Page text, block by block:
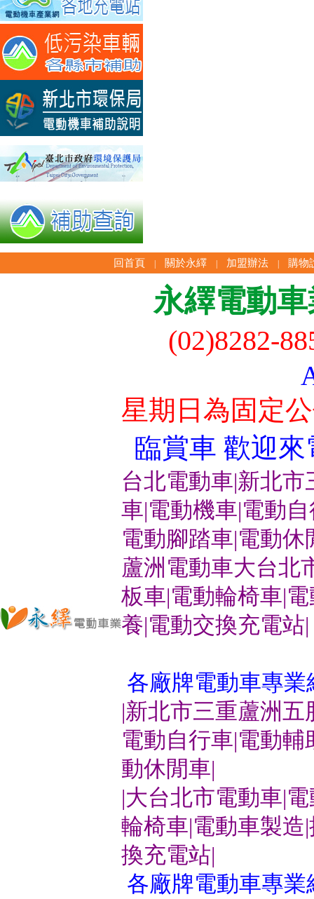
回首頁 | 關於永繹 | 加盟辦法 | 購物
永繹電動
(02)8282-
星期日為固定
臨賞車 歡迎來
台北電動車|新北
車|電動機車|電動
電動腳踏車|電動休
蘆洲電動車大台北
板車|電動輪椅車|
養|電動交換充電站|
各廠牌電動車專業
|新北市三重蘆洲
電動自行車|電動
動休閒車|
|大台北市電動車|
輪椅車|電動車製造
換充電站|
各廠牌電動車專